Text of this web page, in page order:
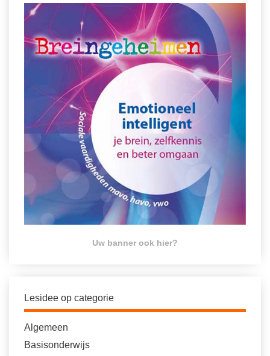
Uw banner ook hier?
Lesidee op categorie
Algemeen
Basisonderwijs